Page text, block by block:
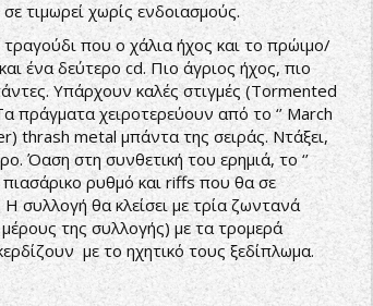
τιμωρεί χωρίς ενδοιασμούς.
που ο χάλια ήχος και το πρώιμο/
ένα δεύτερο cd. Πιο άγριος ήχος, πιο
Υπάρχουν καλές στιγμές (Tormented
πράγματα χειροτερεύουν από το ‘’ March
thrash metal μπάντα της σειράς. Ντάξει,
Όαση στη συνθετική του ερημιά, το ‘’
ρυθμό και riffs που θα σε
συλλογή θα κλείσει με τρία ζωντανά
της συλλογής) με τα τρομερά
με το ηχητικό τους ξεδίπλωμα.